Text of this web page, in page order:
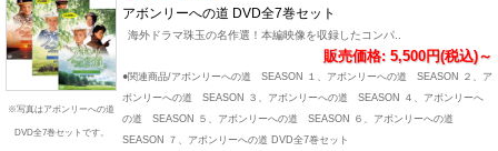
※写真はアボンリーへの道
DVD全7巻セットです。
アボンリーへの道 DVD全7巻セット
海外ドラマ珠玉の名作選！本編映像を収録したコンパ..
販売価格: 5,500円(税込)～
●関連商品/アボンリーへの道 SEASON １、アボンリーへの道 SEASON ２、ア
ボンリーへの道 SEASON ３、アボンリーへの道 SEASON ４、アボンリーへ
の道 SEASON ５、アボンリーへの道 SEASON ６、アボンリーへの道
SEASON ７、アボンリーへの道 DVD全7巻セット